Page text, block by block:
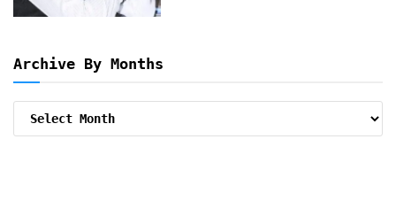
Archive By Months